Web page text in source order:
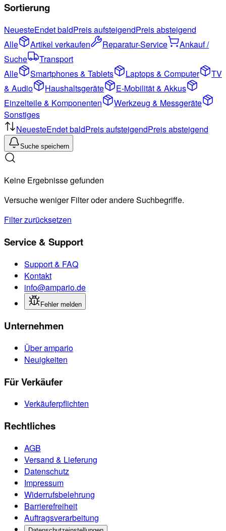
Sortierung
NeuesteEndet baldPreis aufsteigendPreis absteigend
Alle
Artikel verkaufen Reparatur-Service
Ankauf /
Suche
Transport
Alle
Smartphones & Tablets Laptops & Computer
TV
& Audio
Haushaltsgeräte
E-Mobilität & Akkus
Einzelteile & Komponenten
Werkzeug & Messgeräte
Sonstiges
NeuesteEndet baldPreis aufsteigendPreis absteigend
Suche speichern
Keine Ergebnisse gefunden
Versuche weniger Filter oder andere Suchbegriffe.
Filter zurücksetzen
Service & Support
Support & FAQ
Kontakt
info@ampario.de
Fehler melden
Unternehmen
Über ampario
Neuigkeiten
Für Verkäufer
Verkäuferpflichten
Rechtliches
AGB
Versand & Lieferung
Datenschutz
Impressum
Widerrufsbelehrung
Barrierefreiheit
Auftragsverarbeitung